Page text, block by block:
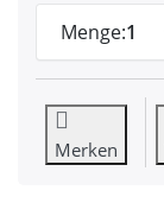
Menge:1
Merken